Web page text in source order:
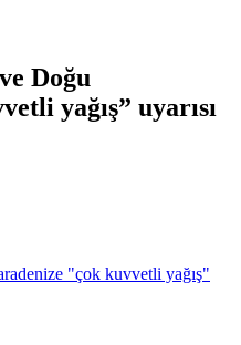
Doğu
yağış” uyarısı